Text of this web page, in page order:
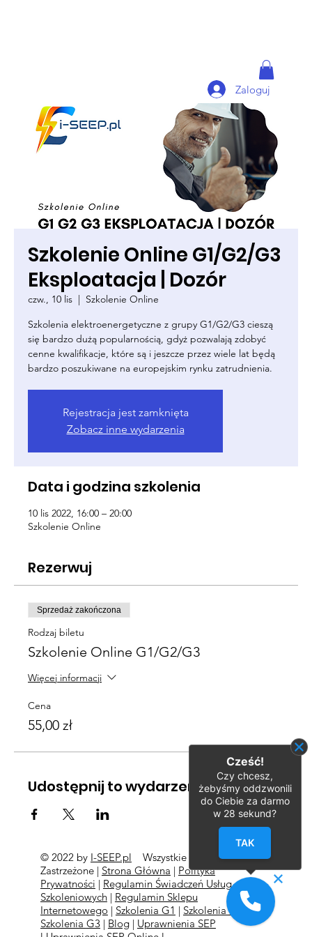
Zaloguj
Szkolenie Online G1/G2/G3
Eksploatacja | Dozór
czw., 10 lis
  |
Szkolenie Online
Szkolenia elektroenergetyczne z grupy G1/G2/G3 cieszą
się bardzo dużą popularnością, gdyż pozwalają zdobyć
cenne kwalifikacje, które są i jeszcze przez wiele lat będą
bardzo poszukiwane na europejskim rynku zatrudnienia.
Rejestracja jest zamknięta
Zobacz inne wydarzenia
Data i godzina szkolenia
10 lis 2022, 16:00 – 20:00
Szkolenie Online
Rezerwuj
Sprzedaż zakończona
Rodzaj biletu
Szkolenie Online G1/G2/G3
Więcej informacji
Cena
55,00 zł
Udostępnij to wydarzenie
© 2022 by I-SEEP.pl
Wszystkie Prawa
Zastrzeżone | Strona Główna | Polityka
Prywatności | Regulamin Świadczeń Usług
Szkoleniowych| Regulamin Sklepu
Internetowego | Szkolenia G1 | Szkolenia G2
l
Szkolenia G3 | Blog| Uprawnienia SEP
Cześć!
Czy chcesz,
żebyśmy oddzwonili
do Ciebie za darmo
w 28 sekund?
TAK